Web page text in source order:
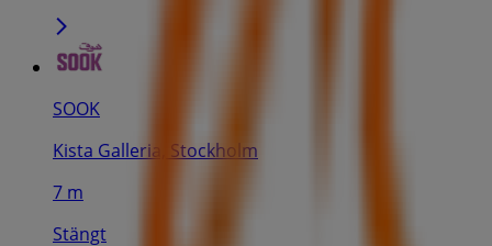
SOOK
Kista Galleria, Stockholm
7 m
Stängt